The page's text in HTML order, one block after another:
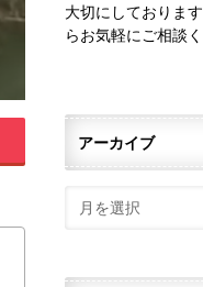
大切にしておりま
らお気軽にご相談く
アーカイブ